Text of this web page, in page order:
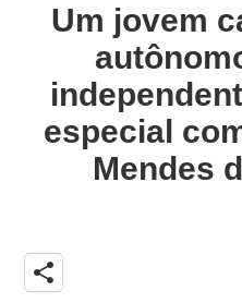
Um jovem
especial
Mendes
share